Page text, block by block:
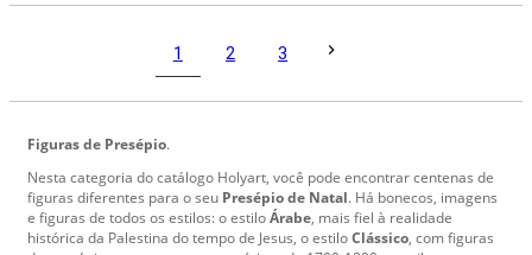
1 2 3
Figuras de Presépio.
Nesta categoria do catálogo Holyart, você pode encontrar centenas de
figuras diferentes para o seu Presépio de Natal. Há bonecos, imagens
e figuras de todos os estilos: o estiloÁrabe, mais fiel à realidade
histórica da Palestina do tempo de Jesus, o estiloClássico, com figuras